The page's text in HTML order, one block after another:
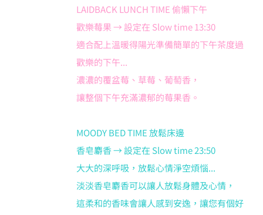
LAIDBACK LUNCH TIME 偷懶下午
歡樂莓果 → 設定在 Slow time 13:30
適合配上溫暖得陽光準備簡單的下午茶度過
歡樂的下午...
濃濃的覆盆莓、草莓、葡萄香，
讓整個下午充滿濃郁的莓果香。
MOODY BED TIME 放鬆床邊
香皂麝香 → 設定在 Slow time 23:50
大大的深呼吸，放鬆心情淨空煩惱...
淡淡香皂麝香可以讓人放鬆身體及心情，
這柔和的香味會讓人感到安逸，讓您有個好